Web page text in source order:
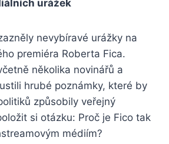
urážek
nevybíravé urážky na
premiéra Roberta Fica.
několika novinářů a
hrubé poznámky, které by
způsobily veřejný
si otázku: Proč je Fico tak
médiím?